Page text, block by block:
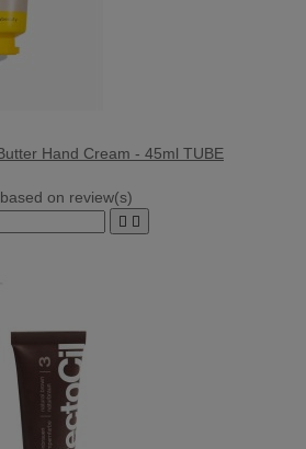
Hand Cream - 45ml TUBE
on review(s)
 